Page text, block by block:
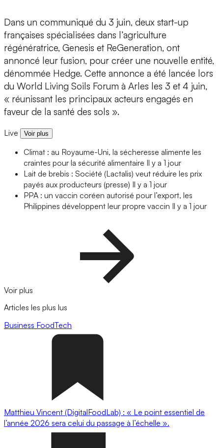
Dans un communiqué du 3 juin, deux start-up
françaises spécialisées dans l’agriculture
régénératrice, Genesis et ReGeneration, ont
annoncé leur fusion, pour créer une nouvelle entité,
dénommée Hedge. Cette annonce a été lancée lors
du World Living Soils Forum à Arles les 3 et 4 juin,
« réunissant les principaux acteurs engagés en
faveur de la santé des sols ».
Live Voir plus
Climat : au Royaume-Uni, la sécheresse alimente les
craintes pour la sécurité alimentaire Il y a 1 jour
Lait de brebis : Société (Lactalis) veut réduire les prix
payés aux producteurs (presse) Il y a 1 jour
PPA : un vaccin coréen autorisé pour l’export, les
Philippines développent leur propre vaccin Il y a 1 jour
Voir plus
Articles les plus lus
Business FoodTech
Matthieu Vincent (DigitalFoodLab) : « Le point essentiel de
l’année 2026 sera celui du passage à l’échelle ».